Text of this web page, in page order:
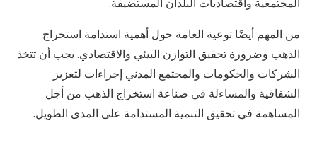
من المهم أيضًا توعية العامة حول أهمية استدامة استخراج
الذهب وضرورة تحقيق التوازن البيئي والاقتصادي. يجب أن تتخذ
الشركات والحكومات والمجتمع المدني إجراءات لتعزيز
الشفافية والمساءلة في صناعة استخراج الذهب من أجل
المساهمة في تحقيق التنمية المستدامة على المدى الطويل.